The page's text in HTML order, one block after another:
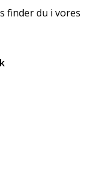
finder du i vores